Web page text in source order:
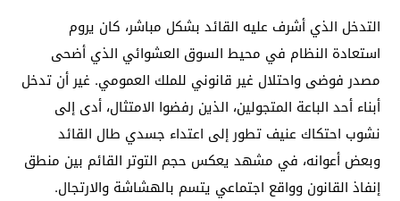
التدخل الذي أشرف عليه القائد بشكل مباشر، كان يروم
استعادة النظام في محيط السوق العشوائي الذي أضحى
مصدر فوضى واحتلال غير قانوني للملك العمومي. غير أن تدخل
أبناء أحد الباعة المتجولين، الذين رفضوا الامتثال، أدى إلى
نشوب احتكاك عنيف تطور إلى اعتداء جسدي طال القائد
وبعض أعوانه، في مشهد يعكس حجم التوتر القائم بين منطق
إنفاذ القانون وواقع اجتماعي يتسم بالهشاشة والارتجال.